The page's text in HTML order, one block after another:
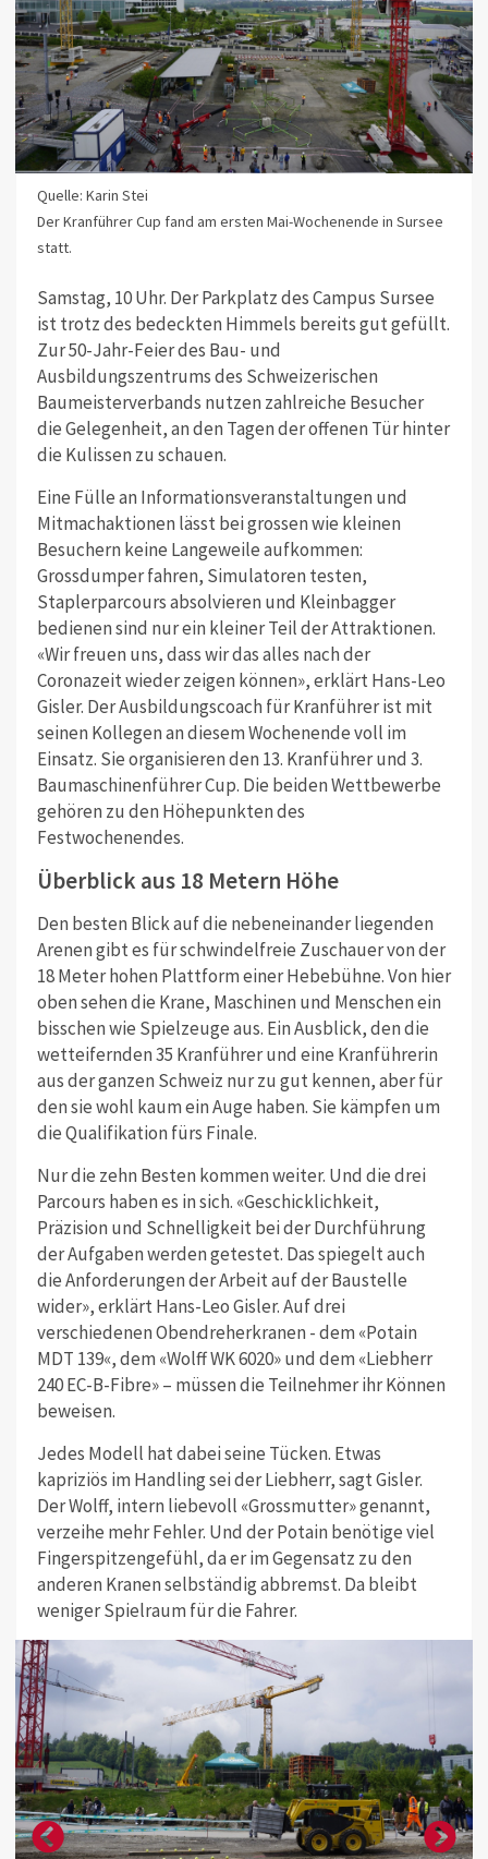
Quelle: Karin Stei
Der Kranführer Cup fand am ersten Mai-Wochenende in Sursee
statt.
Samstag, 10 Uhr. Der Parkplatz des Campus Sursee
ist trotz des bedeckten Himmels bereits gut gefüllt.
Zur 50-Jahr-Feier des Bau- und
Ausbildungszentrums des Schweizerischen
Baumeisterverbands nutzen zahlreiche Besucher
die Gelegenheit, an den Tagen der offenen Tür hinter
die Kulissen zu schauen.
Eine Fülle an Informationsveranstaltungen und
Mitmachaktionen lässt bei grossen wie kleinen
Besuchern keine Langeweile aufkommen:
Grossdumper fahren, Simulatoren testen,
Staplerparcours absolvieren und Kleinbagger
bedienen sind nur ein kleiner Teil der Attraktionen.
«Wir freuen uns, dass wir das alles nach der
Coronazeit wieder zeigen können», erklärt Hans-Leo
Gisler. Der Ausbildungscoach für Kranführer ist mit
seinen Kollegen an diesem Wochenende voll im
Einsatz. Sie organisieren den 13. Kranführer und 3.
Baumaschinenführer Cup. Die beiden Wettbewerbe
gehören zu den Höhepunkten des
Festwochenendes.
Überblick aus 18 Metern Höhe
Den besten Blick auf die nebeneinander liegenden
Arenen gibt es für schwindelfreie Zuschauer von der
18 Meter hohen Plattform einer Hebebühne. Von hier
oben sehen die Krane, Maschinen und Menschen ein
bisschen wie Spielzeuge aus. Ein Ausblick, den die
wetteifernden 35 Kranführer und eine Kranführerin
aus der ganzen Schweiz nur zu gut kennen, aber für
den sie wohl kaum ein Auge haben. Sie kämpfen um
die Qualifikation fürs Finale.
Nur die zehn Besten kommen weiter. Und die drei
Parcours haben es in sich. «Geschicklichkeit,
Präzision und Schnelligkeit bei der Durchführung
der Aufgaben werden getestet. Das spiegelt auch
die Anforderungen der Arbeit auf der Baustelle
wider», erklärt Hans-Leo Gisler. Auf drei
verschiedenen Obendreherkranen - dem «Potain
MDT 139«, dem «Wolff WK 6020» und dem «Liebherr
240 EC-B-Fibre» – müssen die Teilnehmer ihr Können
beweisen.
Jedes Modell hat dabei seine Tücken. Etwas
kapriziös im Handling sei der Liebherr, sagt Gisler.
Der Wolff, intern liebevoll «Grossmutter» genannt,
verzeihe mehr Fehler. Und der Potain benötige viel
Fingerspitzengefühl, da er im Gegensatz zu den
anderen Kranen selbständig abbremst. Da bleibt
weniger Spielraum für die Fahrer.